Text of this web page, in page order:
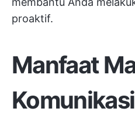
proaktif.
Manfaat
Komunikasi